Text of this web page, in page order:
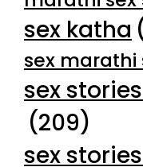
sex katha
sex marathi
sex
(209)
sex